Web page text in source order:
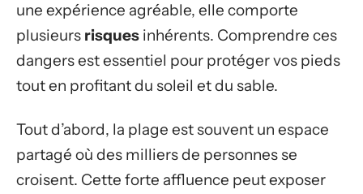
une expérience agréable, elle comporte
plusieurs risques inhérents. Comprendre ces
dangers est essentiel pour protéger vos pieds
tout en profitant du soleil et du sable.
Tout d’abord, la plage est souvent un espace
partagé où des milliers de personnes se
croisent. Cette forte affluence peut exposer